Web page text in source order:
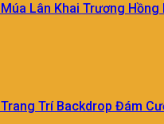
Múa Lân Khai Trương Hồng
Trang Trí Backdrop Đám